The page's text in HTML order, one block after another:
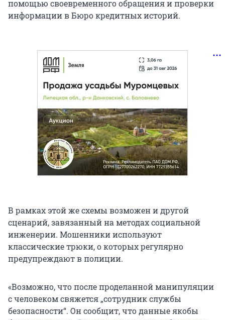
помощью своевременного обращения и проверки
информации в Бюро кредитных историй.
В рамках этой же схемы возможен и другой
сценарий, завязанный на методах социальной
инженерии. Мошенники используют
классические трюки, о которых регулярно
предупреждают в полиции.
«Возможно, что после проделанной манипуляции
с человеком свяжется „сотрудник службы
безопасности“. Он сообщит, что данные якобы